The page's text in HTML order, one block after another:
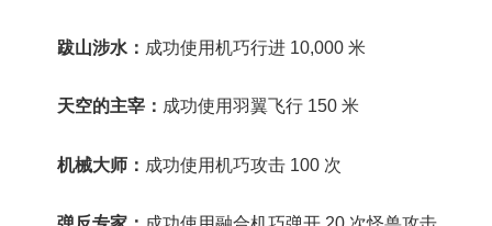
跋山涉水： 成功使用机巧行进 10,000 米
天空的主宰： 成功使用羽翼飞行 150 米
机械大师： 成功使用机巧攻击 100 次